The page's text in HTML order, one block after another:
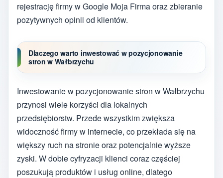
rejestrację firmy w Google Moja Firma oraz zbieranie
pozytywnych opinii od klientów.
Dlaczego warto inwestować w pozycjonowanie
stron w Wałbrzychu
Inwestowanie w pozycjonowanie stron w Wałbrzychu
przynosi wiele korzyści dla lokalnych
przedsiębiorstw. Przede wszystkim zwiększa
widoczność firmy w internecie, co przekłada się na
większy ruch na stronie oraz potencjalnie wyższe
zyski. W dobie cyfryzacji klienci coraz częściej
poszukują produktów i usług online, dlatego